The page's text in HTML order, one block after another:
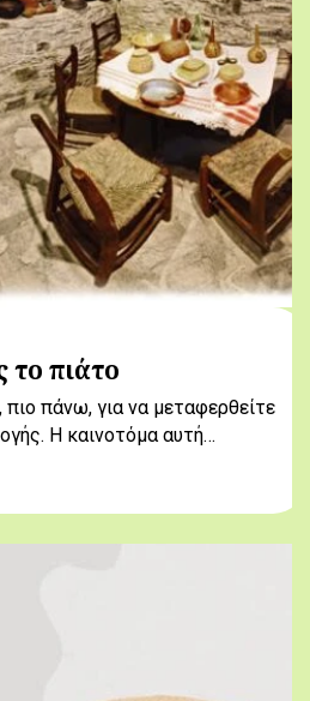
το πιάτο
πάνω, για να μεταφερθείτε
Η καινοτόμα αυτή…